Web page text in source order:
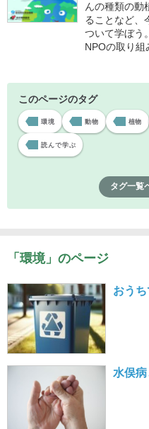
んの種類の動
ることなど、
ついて学ぼう
NPOの取り組
このページのタグ
環境 動物 植物
読んで学ぶ
タグ一覧
「環境」のページ
おう
水俣